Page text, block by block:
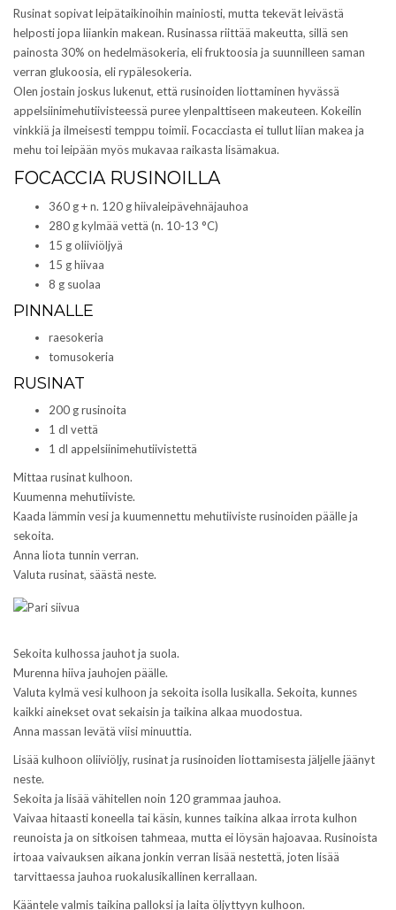
s
s
a
i
k
k
u
a
s
s
a
e
s
s
a
k
k
u
n
a
s
s
)
Rusinat sopivat leipätaikinoihin mainiosti, mutta tekevät leivästä
helposti jopa liiankin makean. Rusinassa riittää makeutta, sillä sen
painosta 30% on hedelmäsokeria, eli fruktoosia ja suunnilleen saman
verran glukoosia, eli rypälesokeria.
Olen jostain joskus lukenut, että rusinoiden liottaminen hyvässä
appelsiinimehutiivisteessä puree ylenpalttiseen makeuteen. Kokeilin
vinkkiä ja ilmeisesti temppu toimii. Focacciasta ei tullut liian makea ja
mehu toi leipään myös mukavaa raikasta lisämakua.
FOCACCIA RUSINOILLA
360 g + n. 120 g hiivaleipävehnäjauhoa
280 g kylmää vettä (n. 10-13 °C)
15 g oliiviöljyä
15 g hiivaa
8 g suolaa
PINNALLE
raesokeria
tomusokeria
RUSINAT
200 g rusinoita
1 dl vettä
1 dl appelsiinimehutiivistettä
Mittaa rusinat kulhoon.
Kuumenna mehutiiviste.
Kaada lämmin vesi ja kuumennettu mehutiiviste rusinoiden päälle ja
sekoita.
Anna liota tunnin verran.
Valuta rusinat, säästä neste.
Sekoita kulhossa jauhot ja suola.
Murenna hiiva jauhojen päälle.
Valuta kylmä vesi kulhoon ja sekoita isolla lusikalla. Sekoita, kunnes
kaikki ainekset ovat sekaisin ja taikina alkaa muodostua.
Anna massan levätä viisi minuuttia.
Lisää kulhoon oliiviöljy, rusinat ja rusinoiden liottamisesta jäljelle jäänyt
neste.
Sekoita ja lisää vähitellen noin 120 grammaa jauhoa.
Vaivaa hitaasti koneella tai käsin, kunnes taikina alkaa irrota kulhon
reunoista ja on sitkoisen tahmeaa, mutta ei löysän hajoavaa. Rusinoista
irtoaa vaivauksen aikana jonkin verran lisää nestettä, joten lisää
tarvittaessa jauhoa ruokalusikallinen kerrallaan.
Kääntele valmis taikina palloksi ja laita öljyttyyn kulhoon.